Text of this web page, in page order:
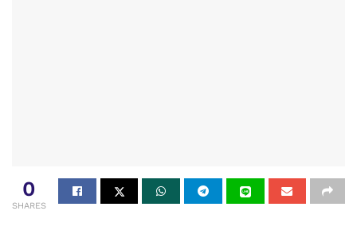
0
SHARES